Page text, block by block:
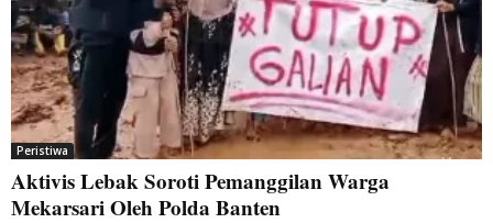
Peristiwa
Aktivis Lebak Soroti Pemanggilan Warga
Mekarsari Oleh Polda Banten